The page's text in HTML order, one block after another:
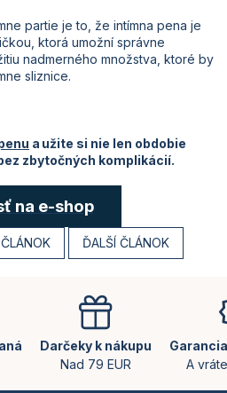
partie je to, že intímna pena je
ktorá umožní správne
nadmerného množstva, ktoré by
sliznice.
a užite si nie len obdobie
zbytočných komplikácií.
na e-shop
ĎALŠÍ ČLÁNOK
Darčeky k nákupu
Nad 79 EUR
A